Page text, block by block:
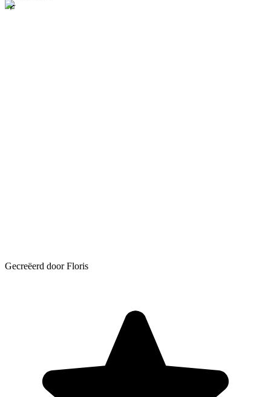
Gecreëerd door Floris